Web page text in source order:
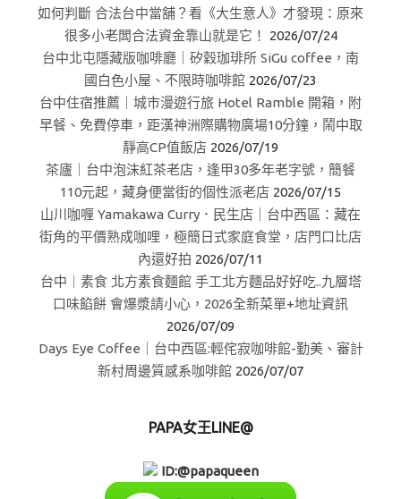
如何判斷 合法台中當舖？看《大生意人》才發現：原來
很多小老闆合法資金靠山就是它！
2026/07/24
台中北屯隱藏版咖啡廳｜矽穀珈琲所 SiGu coffee，南
國白色小屋、不限時咖啡館 2026/07/23
台中住宿推薦｜城市漫遊行旅 Hotel Ramble 開箱，附
早餐、免費停車，距漢神洲際購物廣場10分鐘，鬧中取
靜高CP值飯店 2026/07/19
茶廬｜台中泡沫紅茶老店，逢甲30多年老字號，簡餐
110元起，藏身便當街的個性派老店 2026/07/15
山川咖喱 Yamakawa Curry．民生店｜台中西區：藏在
街角的平價熟成咖哩，極簡日式家庭食堂，店門口比店
內還好拍 2026/07/11
台中｜素食 北方素食麵館 手工北方麵品好好吃..九層塔
口味餡餅 會爆漿請小心，2026全新菜單+地址資訊
2026/07/09
Days Eye Coffee｜台中西區:輕侘寂咖啡館-勤美、審計
新村周邊質感系咖啡館 2026/07/07
PAPA女王LINE@
ID:@papaqueen